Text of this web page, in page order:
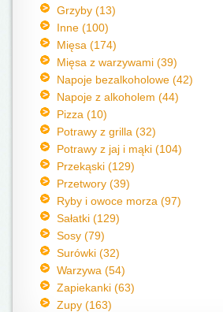
Grzyby (13)
Inne (100)
Mięsa (174)
Mięsa z warzywami (39)
Napoje bezalkoholowe (42)
Napoje z alkoholem (44)
Pizza (10)
Potrawy z grilla (32)
Potrawy z jaj i mąki (104)
Przekąski (129)
Przetwory (39)
Ryby i owoce morza (97)
Sałatki (129)
Sosy (79)
Surówki (32)
Warzywa (54)
Zapiekanki (63)
Zupy (163)